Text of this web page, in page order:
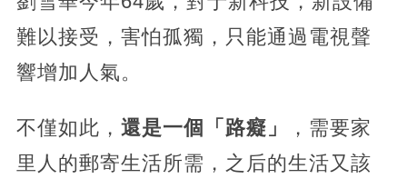
難以接受，害怕孤獨，只能通過電視聲
響增加人氣。
不僅如此， 還是一個「路癡」
，需要家
里人的郵寄生活所需，之后的生活又該